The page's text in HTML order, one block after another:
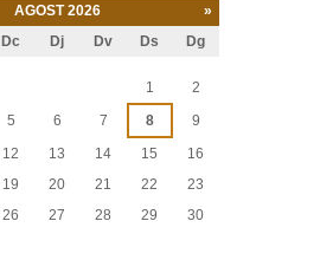
AGOST 2026 »
Dc Dj Dv Ds Dg
1
2
5 6 7 8
9
12 13 14 15
16
19 20 21 22
23
26 27 28 29
30